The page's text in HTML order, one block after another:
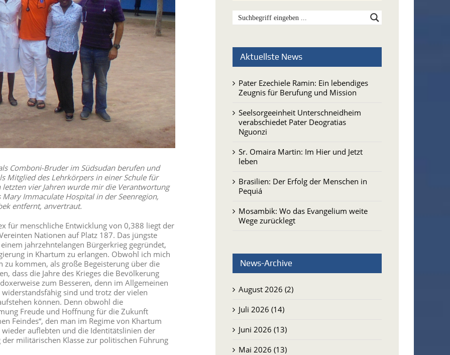
Comboni-Bruder im Südsudan berufen und
Mitglied des Lehrkörpers in einer Schule für
vier Jahren wurde mir die Verantwortung
Immaculate Hospital in der Seenregion,
entfernt, anvertraut.
für menschliche Entwicklung von 0,388 liegt der
Nationen auf Platz 187. Das jüngste
jahrzehntelangen Bürgerkrieg gegründet,
in Khartum zu erlangen. Obwohl ich mich
kommen, als große Begeisterung über die
dass die Jahre des Krieges die Bevölkerung
zum Besseren, denn im Allgemeinen
sind und trotz der vielen
können. Denn obwohl die
Freude und Hoffnung für die Zukunft
Feindes“, den man im Regime von Khartum
auflebten und die Identitätslinien der
militärischen Klasse zur politischen Führung
Aktuellste News
Pater Ezechiele Ramin: Ein lebendiges
Zeugnis für Berufung und Mission
Seelsorgeeinheit Unterschneidheim
verabschiedet Pater Deogratias
Nguonzi
Sr. Omaira Martin: Im Hier und Jetzt
leben
Brasilien: Der Erfolg der Menschen in
Pequiá
Mosambik: Wo das Evangelium weite
Wege zurücklegt
News-Archive
August 2026 (2)
Juli 2026 (14)
Juni 2026 (13)
Mai 2026 (13)